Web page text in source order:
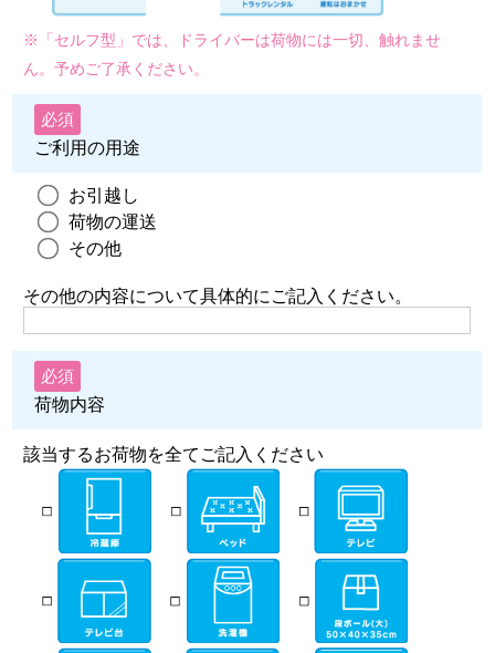
※「セルフ型」では、ドライバーは荷物には一切、触れませ
ん。予めご了承ください。
必須
ご利用の用途
お引越し
荷物の運送
その他
その他の内容について具体的にご記入ください。
必須
荷物内容
該当するお荷物を全てご記入ください